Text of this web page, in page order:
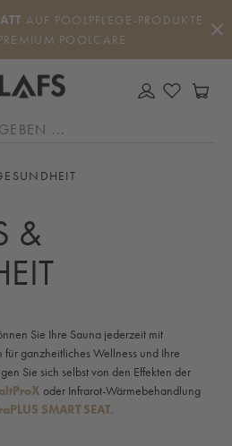
AUF POOLPFLEGE-PRODUKTE
POOLCARE
DU
&
Sie Ihre Sauna jederzeit mit
ganzheitliches Wellness und Ihre
Sie sich selbst von den Effekten der
oder Infrarot-Wärmebehandlung
SMART SEAT.